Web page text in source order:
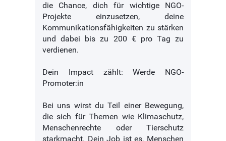
die Chance, dich für wichtige NGO-
Projekte einzusetzen, deine
Kommunikationsfähigkeiten zu stärken
und dabei bis zu 200 € pro Tag zu
verdienen.
Dein Impact zählt: Werde NGO-
Promoter:in
Bei uns wirst du Teil einer Bewegung,
die sich für Themen wie Klimaschutz,
Menschenrechte oder Tierschutz
starkmacht. Dein Job ist es, Menschen